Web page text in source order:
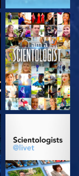
TITTA
UTFORSKA